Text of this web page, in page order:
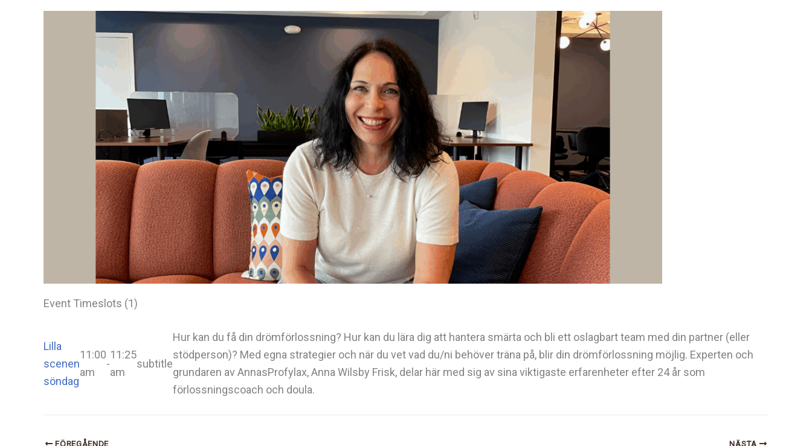
Event Timeslots (1)
Lilla
scenen
söndag
11:00
am
-
11:25
am
subtitle
Hur kan du få din drömförlossning? Hur kan du lära dig att hantera smärta och bli ett oslagbart team med din partner (eller
stödperson)? Med egna strategier och när du vet vad du/ni behöver träna på, blir din drömförlossning möjlig. Experten och
grundaren av AnnasProfylax, Anna Wilsby Frisk, delar här med sig av sina viktigaste erfarenheter efter 24 år som
förlossningscoach och doula.
FÖREGÅENDE NÄSTA